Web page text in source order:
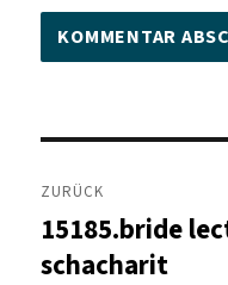
ZURÜCK
Vorheriger
Beitrag:
15185.bride
schacharit